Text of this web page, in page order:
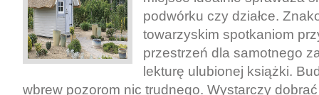
podwórku czy działce.
towarzyskim spotkaniom
przestrzeń dla samotnego
lekturę ulubionej książki.
wbrew pozorom nic trudnego. Wystarczy